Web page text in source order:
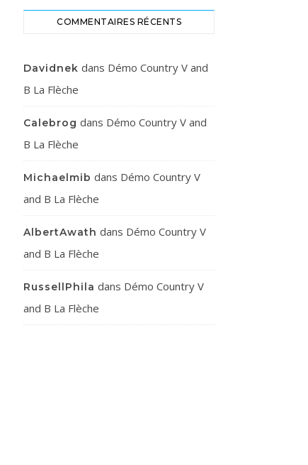
COMMENTAIRES RÉCENTS
Davidnek dans Démo Country V and
B La Flèche
Calebrog dans Démo Country V and
B La Flèche
Michaelmib dans Démo Country V
and B La Flèche
AlbertAwath dans Démo Country V
and B La Flèche
RussellPhila dans Démo Country V
and B La Flèche